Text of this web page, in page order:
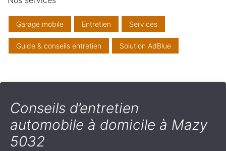
Garage mobile Entretien Services
Guide & conseils entretien Solution AdBlue
Conseils d’entretien
automobile à domicile à Mazy
5032